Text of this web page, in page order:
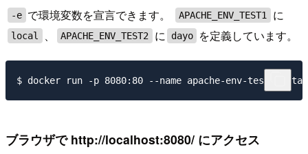
-e で環境変数を宣言できます。 APACHE_ENV_TEST1 に
local 、 APACHE_ENV_TEST2 に dayo を定義しています。
ブラウザで http://localhost:8080/ にアクセス